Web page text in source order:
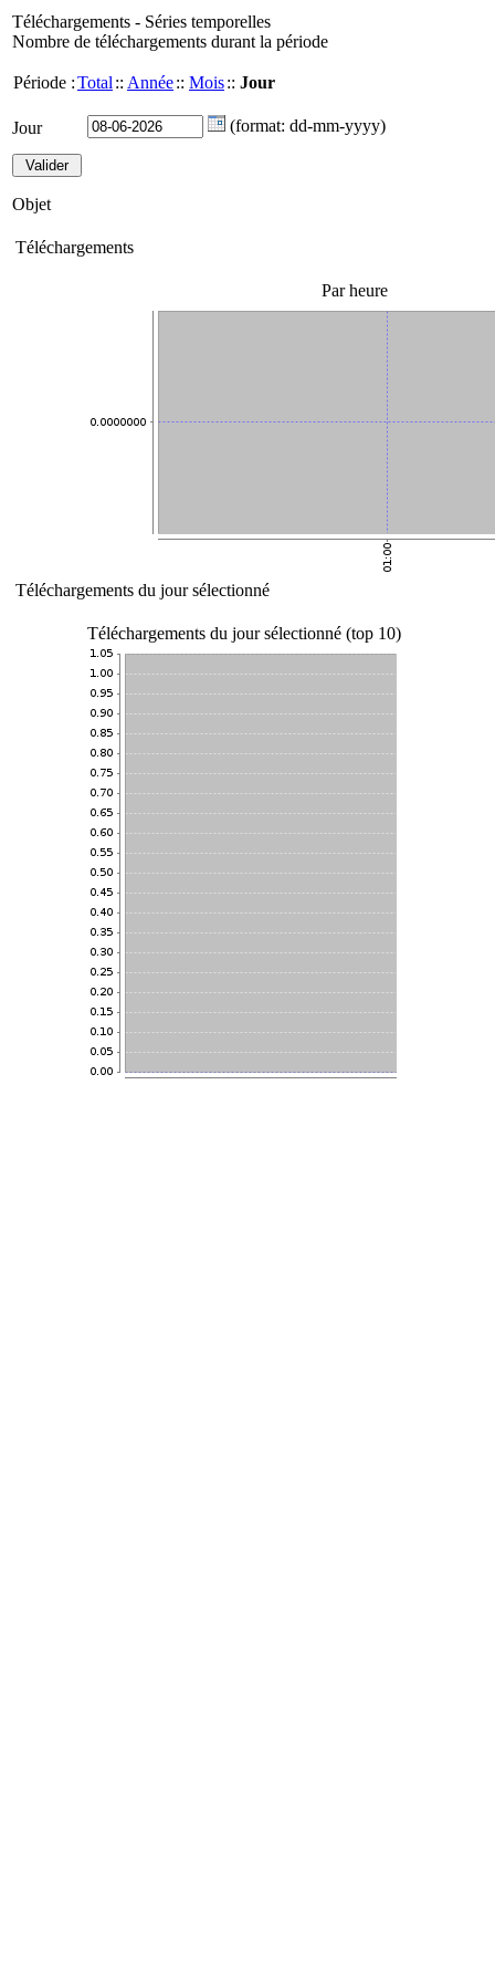
Téléchargements - Séries temporelles
Nombre de téléchargements durant la période
Période :Total :: Année:: Mois:: Jour
Jour (format: dd-mm-yyyy)
Objet
Téléchargements
Par heure
Téléchargements du jour sélectionné
Téléchargements du jour sélectionné (top 10)